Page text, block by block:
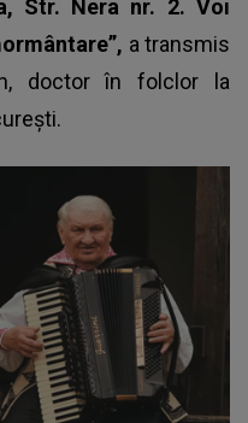
Str. Nera nr. 2. Voi
a transmis
doctor în folclor la